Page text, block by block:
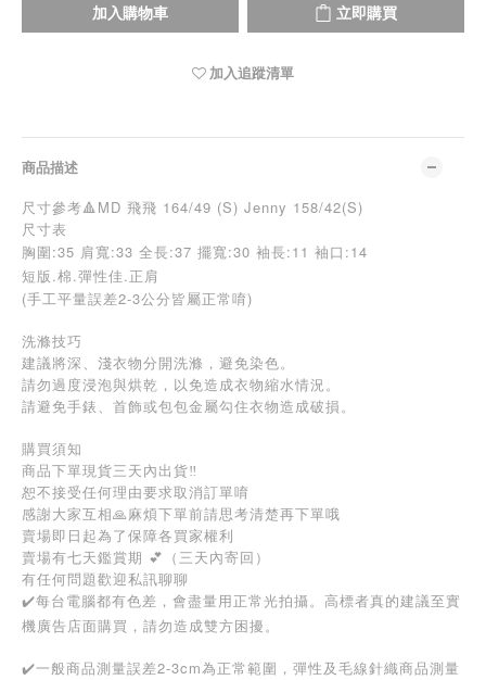
加入購物車 立即購買
加入追蹤清單
商品描述
尺寸參考🔺MD 飛飛 164/49 (S) Jenny 158/42(S)
尺寸表
胸圍:35 肩寬:33 全長:37 擺寬:30 袖長:11 袖口:14
短版.棉.彈性佳.正肩
(手工平量誤差2-3公分皆屬正常唷)
洗滌技巧
建議將深、淺衣物分開洗滌，避免染色。
請勿過度浸泡與烘乾，以免造成衣物縮水情況。
請避免手錶、首飾或包包金屬勾住衣物造成破損。
購買須知
商品下單現貨三天內出貨‼️
恕不接受任何理由要求取消訂單唷
感謝大家互相🙏麻煩下單前請思考清楚再下單哦
賣場即日起為了保障各買家權利
賣場有七天鑑賞期 💕（三天內寄回）
有任何問題歡迎私訊聊聊
✔️每台電腦都有色差，會盡量用正常光拍攝。高標者真的建議至實
機廣告店面購買，請勿造成雙方困擾。
✔️一般商品測量誤差2-3cm為正常範圍，彈性及毛線針織商品測量